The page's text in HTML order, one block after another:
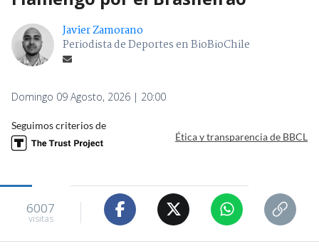
Javier Zamorano
Periodista de Deportes en BioBioChile
Domingo 09 Agosto, 2026 | 20:00
Seguimos criterios de
Ética y transparencia de BBCL
6007
visitas